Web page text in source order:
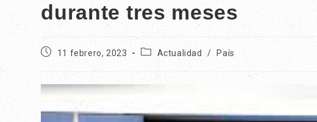
durante tres meses
11 febrero, 2023 Actualidad / País